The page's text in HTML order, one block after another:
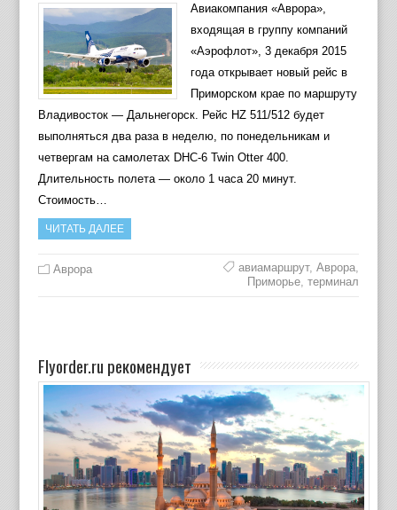
Авиакомпания «Аврора»,
входящая в группу компаний
«Аэрофлот», 3 декабря 2015
года открывает новый рейс в
Приморском крае по маршруту
Владивосток — Дальнегорск. Рейс HZ 511/512 будет
выполняться два раза в неделю, по понедельникам и
четвергам на самолетах DHC-6 Twin Otter 400.
Длительность полета — около 1 часа 20 минут.
Стоимость…
ЧИТАТЬ ДАЛЕЕ
Аврора авиамаршрут,Аврора,
Приморье,терминал
Flyorder.ru рекомендует